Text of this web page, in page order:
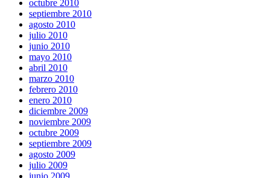
octubre 2010
septiembre 2010
agosto 2010
julio 2010
junio 2010
mayo 2010
abril 2010
marzo 2010
febrero 2010
enero 2010
diciembre 2009
noviembre 2009
octubre 2009
septiembre 2009
agosto 2009
julio 2009
junio 2009